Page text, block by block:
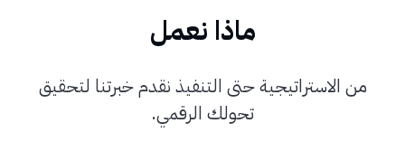
ماذا نعمل
من الاستراتيجية حتى التنفيذ نقدم خبرتنا لتحقيق
تحولك الرقمي.